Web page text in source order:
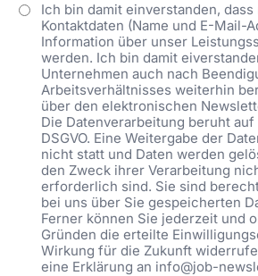
Ich bin damit einverstanden, dass
Kontaktdaten (Name und E-Mail-
Information über unser
werden. Ich bin damit
Unternehmen auch nach
Arbeitsverhältnisses weiterhin
über den elektronischen
Die Datenverarbeitung beruht auf
DSGVO. Eine Weitergabe der
nicht statt und Daten werden
den Zweck ihrer Verarbeitung
erforderlich sind. Sie sind
bei uns über Sie gespeicherten
Ferner können Sie jederzeit und
Gründen die erteilte
Wirkung für die Zukunft
eine Erklärung an info@job-